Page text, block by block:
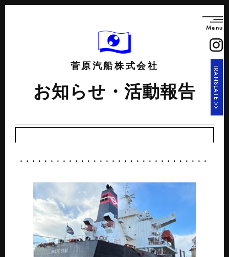
Menu
菅原汽船株式会社
お知らせ・活動報告 TRANSLATE >>